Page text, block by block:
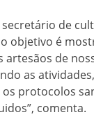
de
objetivo é
artesãos de
as
protocolos
comenta.